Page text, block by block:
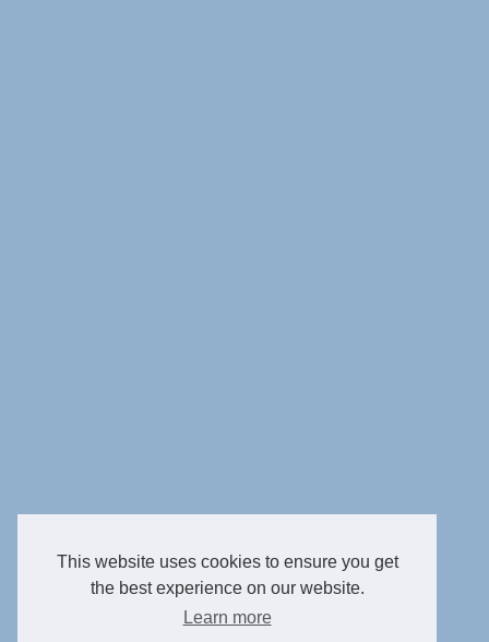
This website uses cookies to ensure you get
the best experience on our website.
Learn more